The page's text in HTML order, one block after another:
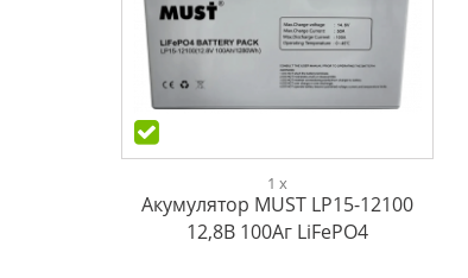
1 x
Акумулятор MUST LP15-12100
12,8В 100Aг LiFePO4